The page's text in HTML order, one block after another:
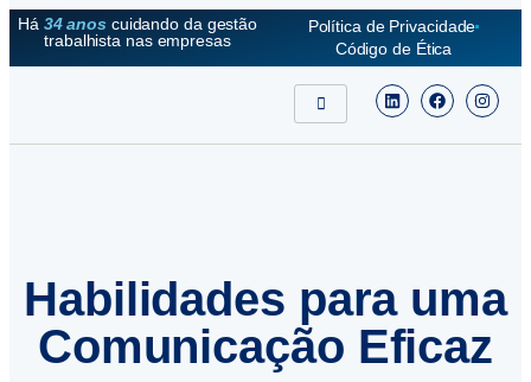
Há 34 anoscuidando da gestão
trabalhista nas empresas
Política de Privacidade
Código de Ética
Habilidades para uma
Comunicação Eficaz